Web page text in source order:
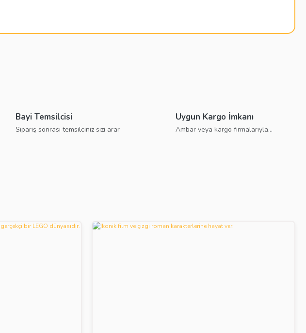
Bayi Temsilcisi
Sipariş sonrası temsilciniz sizi arar
Uygun Kargo İmkanı
Ambar veya kargo firmalarıyla...